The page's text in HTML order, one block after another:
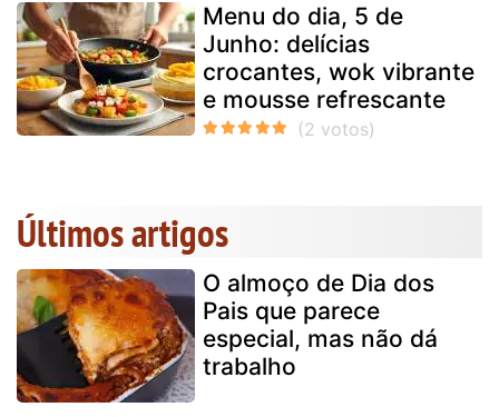
Menu do dia, 5 de
Junho: delícias
crocantes, wok vibrante
e mousse refrescante
Últimos artigos
O almoço de Dia dos
Pais que parece
especial, mas não dá
trabalho